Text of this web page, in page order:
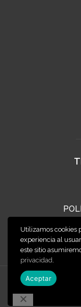
Utilizamos cookies
experiencia al
este sitio
privacidad.
Aceptar